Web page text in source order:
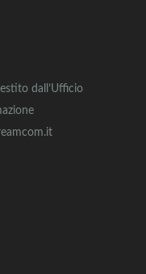
dall’Ufficio